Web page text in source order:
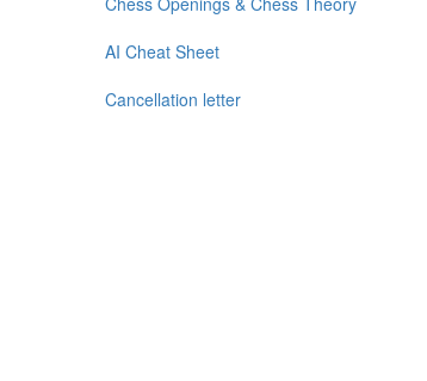
AI Cheat Sheet
Cancellation letter